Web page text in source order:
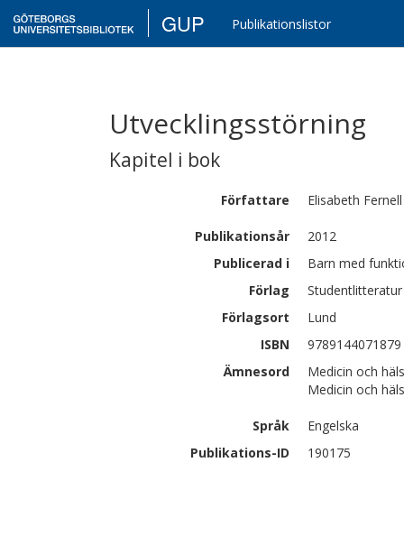
GUP Publikationslistor
Utvecklingsstörning
Kapitel i bok
Författare Elisabeth Fernell
Publikationsår
2012
Publicerad i
Barn med
Förlag
Studentlitteratur
Förlagsort
Lund
ISBN
9789144071879
Ämnesord
Medicin och
Medicin och
Språk
Engelska
Publikations-ID
190175